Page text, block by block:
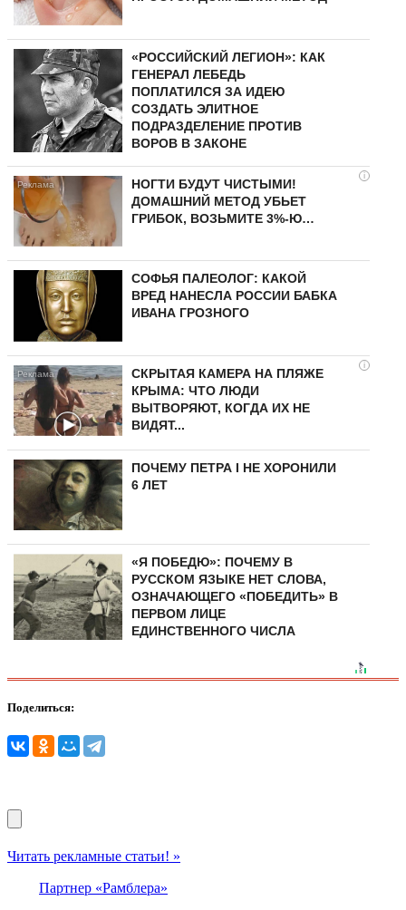
«РОССИЙСКИЙ ЛЕГИОН»: КАК
ГЕНЕРАЛ ЛЕБЕДЬ
ПОПЛАТИЛСЯ ЗА ИДЕЮ
СОЗДАТЬ ЭЛИТНОЕ
ПОДРАЗДЕЛЕНИЕ ПРОТИВ
ВОРОВ В ЗАКОНЕ
i
НОГТИ БУДУТ ЧИСТЫМИ!
ДОМАШНИЙ МЕТОД УБЬЕТ
ГРИБОК, ВОЗЬМИТЕ 3%-Ю…
СОФЬЯ ПАЛЕОЛОГ: КАКОЙ
ВРЕД НАНЕСЛА РОССИИ БАБКА
ИВАНА ГРОЗНОГО
i
СКРЫТАЯ КАМЕРА НА ПЛЯЖЕ
КРЫМА: ЧТО ЛЮДИ
ВЫТВОРЯЮТ, КОГДА ИХ НЕ
ВИДЯТ...
ПОЧЕМУ ПЕТРА I НЕ ХОРОНИЛИ
6 ЛЕТ
«Я ПОБЕДЮ»: ПОЧЕМУ В
РУССКОМ ЯЗЫКЕ НЕТ СЛОВА,
ОЗНАЧАЮЩЕГО «ПОБЕДИТЬ» В
ПЕРВОМ ЛИЦЕ
ЕДИНСТВЕННОГО ЧИСЛА
Поделиться:
Читать рекламные статьи! »
Партнер «Рамблера»